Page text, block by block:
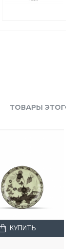
ТОВАРЫ ЭТОГО
КУПИТЬ